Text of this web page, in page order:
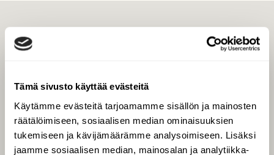
Tämä sivusto käyttää evästeitä
Käytämme evästeitä tarjoamamme sisällön ja mainosten
räätälöimiseen, sosiaalisen median ominaisuuksien
tukemiseen ja kävijämäärämme analysoimiseen. Lisäksi
jaamme sosiaalisen median, mainosalan ja analytiikka-
Tilaa digilukuoikeus
Äänestä parasta juttua
Tilaa uutiskirje